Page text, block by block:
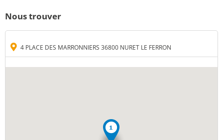
Nous trouver
4 PLACE DES MARRONNIERS 36800 NURET LE FERRON